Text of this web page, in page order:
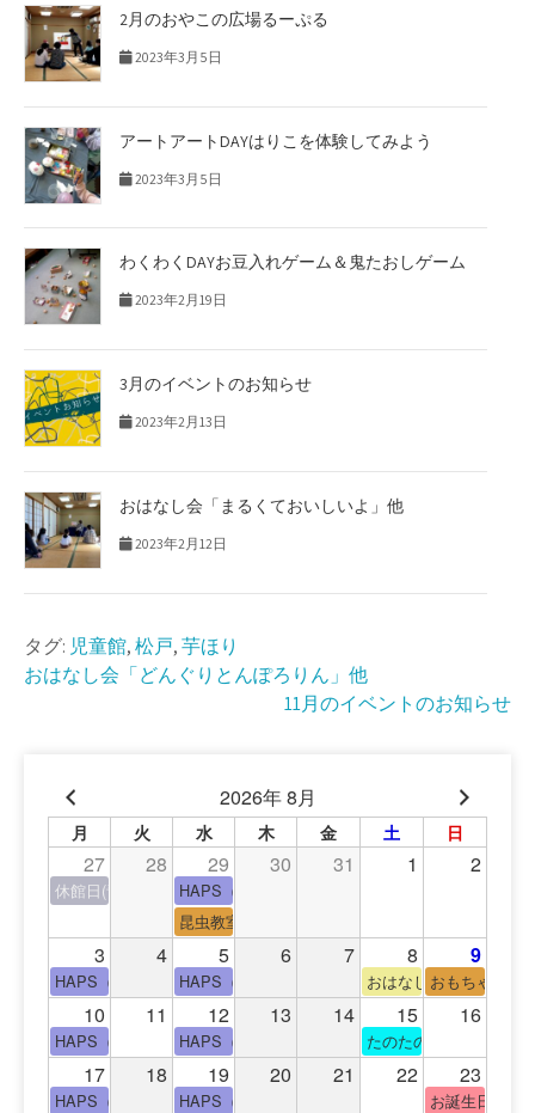
2月のおやこの広場るーぷる
2023年3月5日
アートアートDAYはりこを体験してみよう
2023年3月5日
わくわくDAYお豆入れゲーム＆鬼たおしゲーム
2023年2月19日
3月のイベントのお知らせ
2023年2月13日
おはなし会「まるくておいしいよ」他
2023年2月12日
タグ: 児童館,松戸,芋ほり
投
ビ
ゲ
ー
シ
ョ
ン
おはなし会「どんぐりとんぽろりん」他
11月のイベントのお知らせ
2026年 8月
月 火 水 木 金 土 日
27 28 29 30 31 1 2
休館日(青少年会館休館日)HAPS（中高生タイム）
昆虫教室
3 4 5 6 7 8 9
HAPS（中高生タイム）HAPS（中高生タイム） おはなし会おもちゃの広
10 11 12 13 14 15 16
HAPS（中高生タイム）HAPS（中高生タイム） たのたのサイエンス教
17 18 19 20 21 22 23
HAPS（中高生タイム）HAPS（中高生タイム） お誕生日(手形